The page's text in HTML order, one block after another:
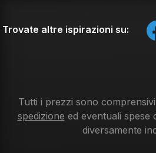
Trovate altre ispirazioni su:
Tutti i prezzi sono
spedizione ed eventuali spese
diversamente